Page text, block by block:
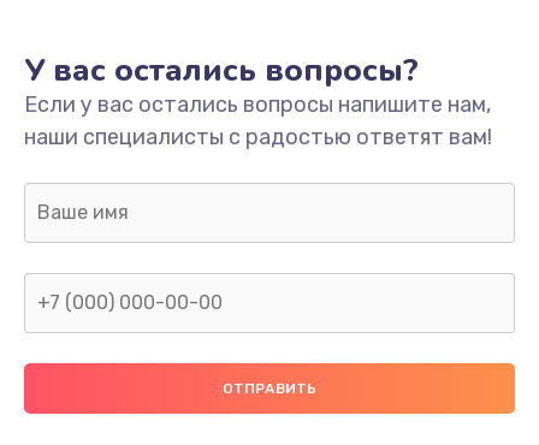
У вас остались вопросы?
Если у вас остались вопросы напишите нам,
наши специалисты с радостью ответят вам!